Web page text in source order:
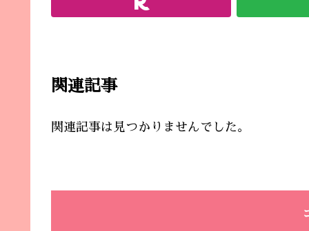
関連記事
関連記事は見つかりませんでした。